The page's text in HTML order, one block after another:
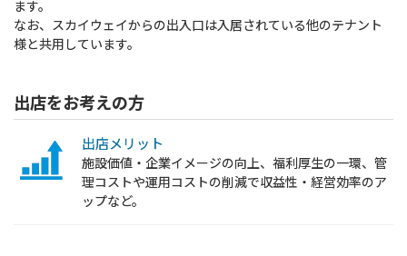
ます。
なお、スカイウェイからの出入口は入居されている他のテナント
様と共用しています。
出店をお考えの方
出店メリット
施設価値・企業イメージの向上、福利厚生の一環、管
理コストや運用コストの削減で収益性・経営効率のア
ップなど。